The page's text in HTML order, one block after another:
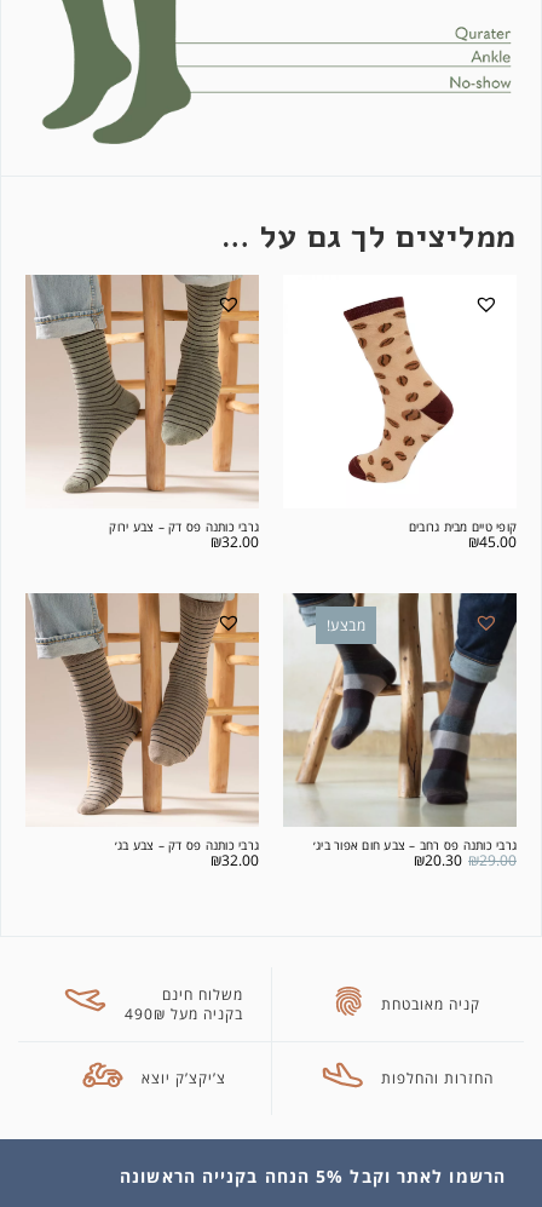
ממליצים לך גם על …
קופי טיים מבית גרובים
₪45.00
גרבי כותנה פס דק – צבע ירוק
₪32.00
מבצע!
גרבי כותנה פס רחב – צבע חום אפור ביג׳
₪29.00
₪20.30
גרבי כותנה פס דק – צבע בג׳
₪32.00
קניה מאובטחת
משלוח חינם
בקניה מעל 490₪
החזרות והחלפות צ’יקצ’ק יוצא
הרשמו לאתר וקבל 5% הנחה בקנייה הראשונה